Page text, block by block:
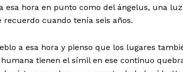
esa hora en punto como del ángelus, una
cuando tenía seis años.
a esa hora y pienso que los lugares
tienen el símil en ese continuo